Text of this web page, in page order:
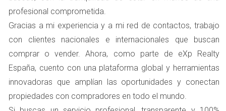
familiar y contribuyen al desarrollo integral de los niños.
Cómo resaltar esta ventaja al vender
Al presentar tu vivienda en Boadilla del Monte, es
fundamental destacar la cercanía a colegios. Puedes
profesional comprometida.
Gracias a mi experiencia y a mi red de contactos, trabajo
con clientes nacionales e internacionales que buscan
comprar o vender. Ahora, como parte de eXp Realty
España, cuento con una plataforma global y herramientas
innovadoras que amplían las oportunidades y conectan
propiedades con compradores en todo el mundo.